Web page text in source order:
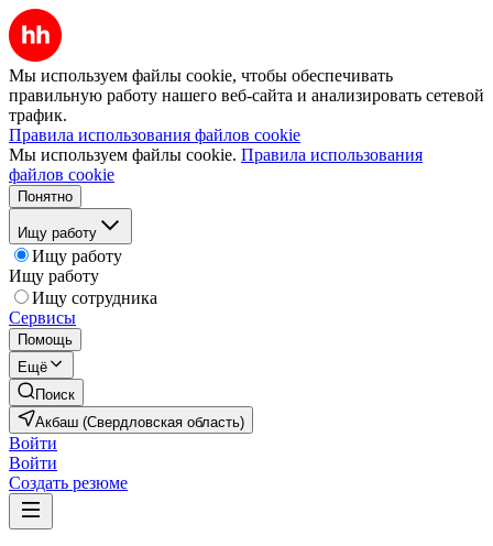
Мы используем файлы cookie, чтобы обеспечивать
правильную работу нашего веб-сайта и анализировать сетевой
трафик.
Правила использования файлов cookie
Мы используем файлы cookie. Правила использования
файлов cookie
Понятно
Ищу работу
Ищу работу
Ищу работу
Ищу сотрудника
Сервисы
Помощь
Ещё
Поиск
Акбаш (Свердловская область)
Войти
Войти
Создать резюме